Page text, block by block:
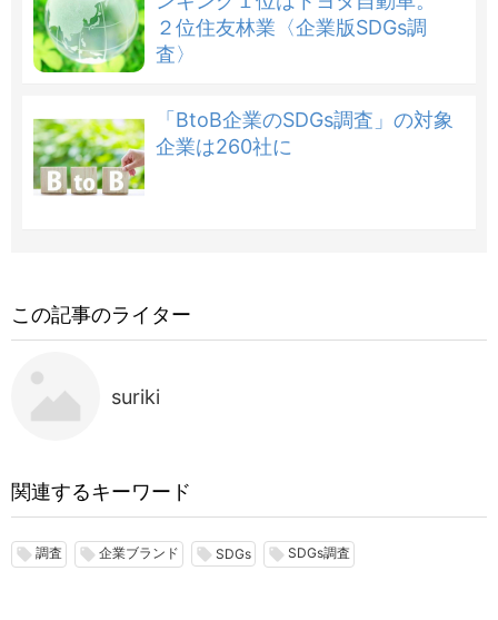
２位住友林業〈企業版SDGs調
査〉
「BtoB企業のSDGs調査」の対象
企業は260社に
この記事のライター
suriki
関連するキーワード
local_offer 調査 local_offer 企業ブランド local_offer SDGs local_offer SDGs調査